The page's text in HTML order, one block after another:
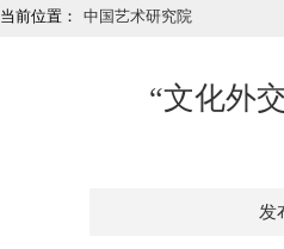
当前位置： 中国艺术研究院
“文化外
发